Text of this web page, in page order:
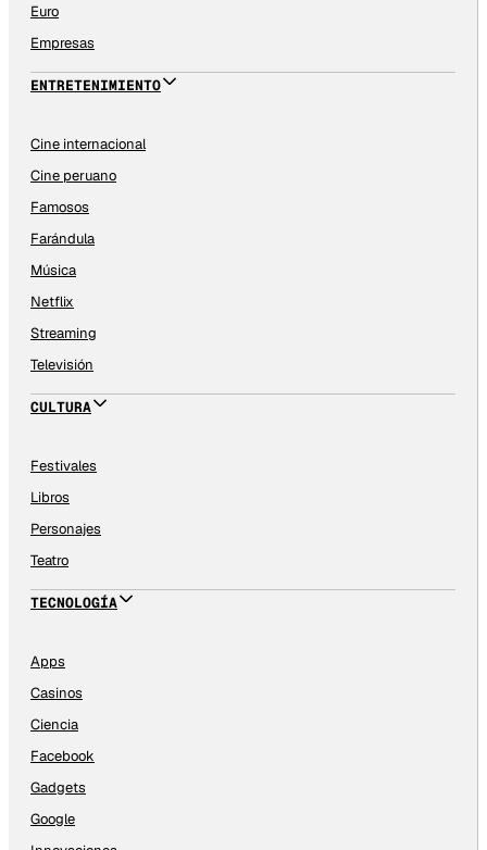
Euro
Empresas
ENTRETENIMIENTO
Cine internacional
Cine peruano
Famosos
Farándula
Música
Netflix
Streaming
Televisión
CULTURA
Festivales
Libros
Personajes
Teatro
TECNOLOGÍA
Apps
Casinos
Ciencia
Facebook
Gadgets
Google